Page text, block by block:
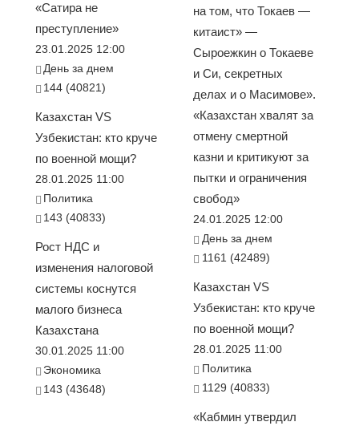
«Сатира не
преступление»
23.01.2025 12:00
День за днем
144 (40821)
Казахстан VS
Узбекистан: кто круче
по военной мощи?
28.01.2025 11:00
Политика
143 (40833)
Рост НДС и
изменения налоговой
системы коснутся
малого бизнеса
Казахстана
30.01.2025 11:00
Экономика
143 (43648)
на том, что Токаев —
китаист» —
Сыроежкин о Токаеве
и Си, секретных
делах и о Масимове».
«Казахстан хвалят за
отмену смертной
казни и критикуют за
пытки и ограничения
свобод»
24.01.2025 12:00
День за днем
1161 (42489)
Казахстан VS
Узбекистан: кто круче
по военной мощи?
28.01.2025 11:00
Политика
1129 (40833)
«Кабмин утвердил